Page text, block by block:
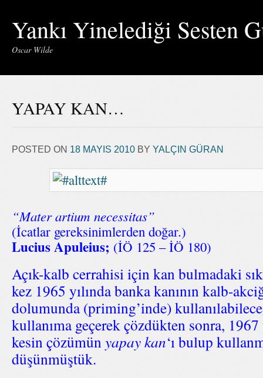
Yankı Yinelediği Sesten
Oscar Wilde
YAPAY KAN…
POSTED ON 18 MAYIS 2010 BY YALÇIN GÜRAN
“Mater artium necessitas”
(İcatlar gereksinimlerden doğar.)
Lucius Apuleius; (İÖ 125 – İÖ 180)
Açık-kalb cerrahisi için kan bulmadaki
kez 1965 yılında banka kanının kalb-
dolumunda (priming’inde)
kullanıma geçerek çözdükten sonra,
kesin çözümünyapay kan‘ı bulup
düşünmüştük.